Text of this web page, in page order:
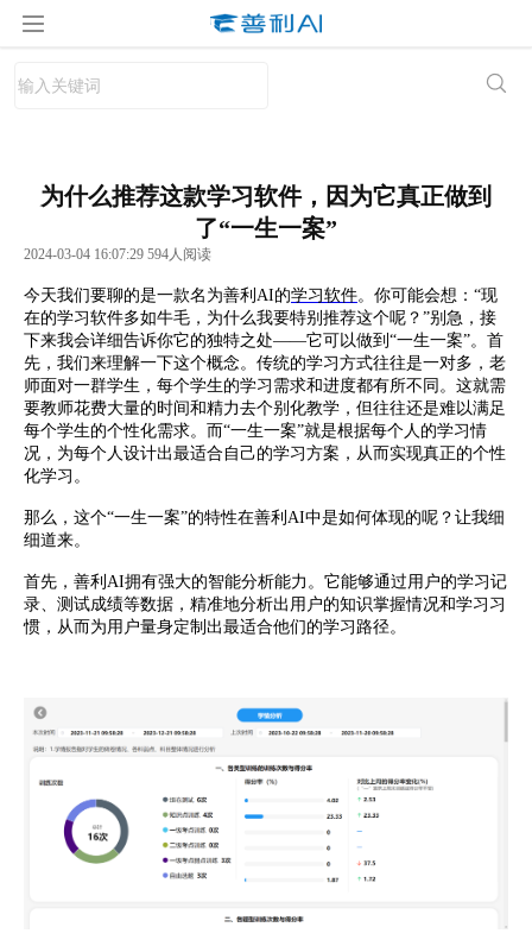
为什么推荐这款学习软件，因为它真正做到
了“一生一案”
2024-03-04 16:07:29 594人阅读
今天我们要聊的是一款名为善利AI的学习软件。你可能会想：“现
在的学习软件多如牛毛，为什么我要特别推荐这个呢？”别急，接
下来我会详细告诉你它的独特之处——它可以做到“一生一案”。首
先，我们来理解一下这个概念。传统的学习方式往往是一对多，老
师面对一群学生，每个学生的学习需求和进度都有所不同。这就需
要教师花费大量的时间和精力去个别化教学，但往往还是难以满足
每个学生的个性化需求。而“一生一案”就是根据每个人的学习情
况，为每个人设计出最适合自己的学习方案，从而实现真正的个性
化学习。
那么，这个“一生一案”的特性在善利AI中是如何体现的呢？让我细
细道来。
首先，善利AI拥有强大的智能分析能力。它能够通过用户的学习记
录、测试成绩等数据，精准地分析出用户的知识掌握情况和学习习
惯，从而为用户量身定制出最适合他们的学习路径。